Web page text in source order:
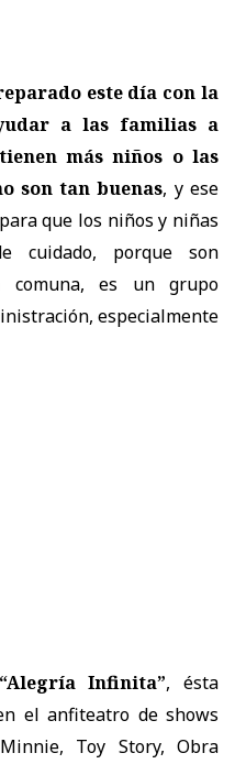
este día con la
a las familias a
más niños o las
son tan buenas, y ese
que los niños y niñas
cuidado, porque son
comuna, es un grupo
especialmente
“Alegría Infinita”, ésta
el anfiteatro de shows
Toy Story, Obra